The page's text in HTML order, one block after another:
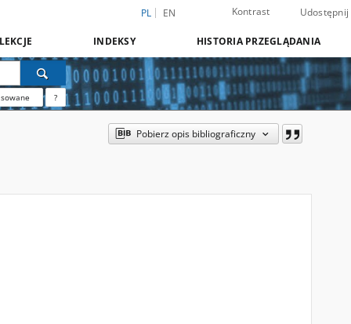
PL EN Kontrast Udostępnij
INDEKSY HISTORIA PRZEGLĄDANIA
?
Pobierz opis bibliograficzny